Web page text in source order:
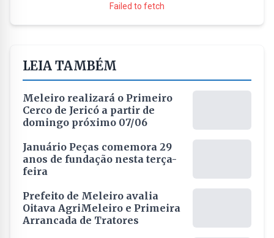
Failed to fetch
LEIA TAMBÉM
Meleiro realizará o Primeiro
Cerco de Jericó a partir de
domingo próximo 07/06
Januário Peças comemora 29
anos de fundação nesta terça-
feira
Prefeito de Meleiro avalia
Oitava AgriMeleiro e Primeira
Arrancada de Tratores